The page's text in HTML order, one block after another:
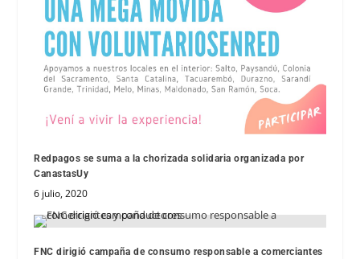
Redpagos se suma a la chorizada solidaria organizada por
CanastasUy
6 julio, 2020
FNC dirigió campaña de consumo responsable a comerciantes